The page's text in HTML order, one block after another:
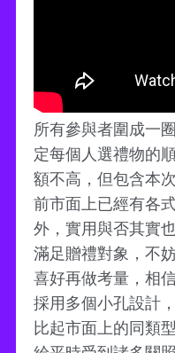
所有參與者圍成一
定每個人選禮物的
額不高，但包含本
前市面上已經有各
外，實用與否其實
滿足贈禮對象，不
喜好再做考量，相
採用多個小孔設計
比起市面上的同類